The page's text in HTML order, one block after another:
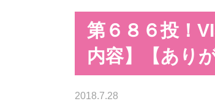
第６８６投！
内容】【あり
2018.7.28